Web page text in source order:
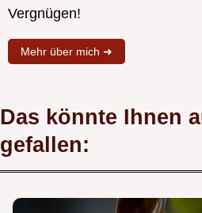
Vergnügen!
Mehr über mich ➜
Das könnte Ihnen
gefallen: